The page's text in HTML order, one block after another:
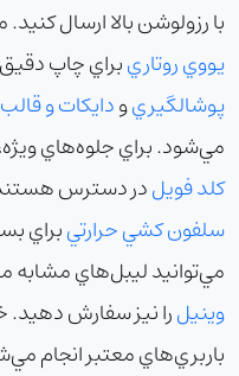
با رزولوشن بالا ارسال
يووي روتاريبراي چاپ
پوشالگيريودايکات و
مي‌شود. براي جلوه‌هاي
کلد فويلدر دسترس
سلفون کشي حرارتيبراي
مي‌توانيد ليبل‌هاي مشابه
وينيلرا نيز سفارش
باربري‌هاي معتبر انجام